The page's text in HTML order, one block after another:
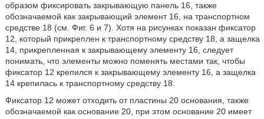
образом фиксировать закрывающую панель 16, также
обозначаемой как закрывающий элемент 16, на транспортном
средстве 18 (см. Фиг. 6 и 7). Хотя на рисунках показан фиксатор
12, который прикреплен к транспортному средству 18, а защелка
14, прикрепленная к закрывающему элементу 16, следует
понимать, что элементы можно поменять местами так, чтобы
фиксатор 12 крепился к закрывающему элементу 16, а защелка
14 крепилась к транспортному средству 18.
Фиксатор 12 может отходить от пластины 20 основания, также
обозначаемой как основание 20, при этом основание 20 имеет